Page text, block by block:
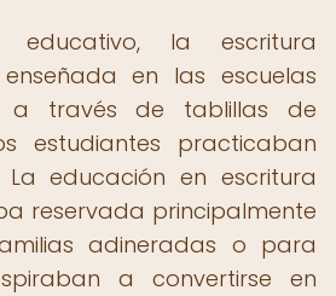
la escritura
en las escuelas
a través de tablillas de
estudiantes practicaban
educación en escritura
reservada principalmente
adineradas o para
a convertirse en